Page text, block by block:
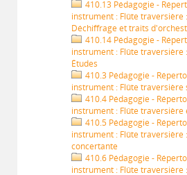
410.13 Pédagogie -
instrument : Flûte traversière
Déchiffrage et traits
410.14 Pédagogie -
instrument : Flûte traversière
Études
410.3 Pédagogie -
instrument : Flûte traversière
410.4 Pédagogie -
instrument : Flûte traversière
410.5 Pédagogie -
instrument : Flûte traversière
concertante
410.6 Pédagogie -
instrument : Flûte traversière